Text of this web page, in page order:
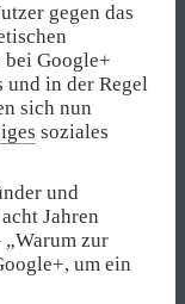
gegen das
Google+
und in der Regel
sich nun
soziales
und
Jahren
„Warum zur
um ein